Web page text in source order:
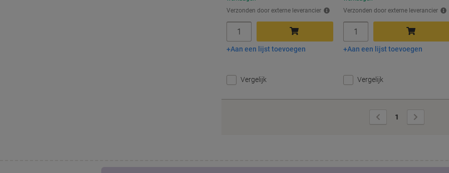
Verzonden door externe leverancier
In winkelwagen
Aan een lijst toevoegen
Vergelijk
Verzonden door externe leverancier
In winkelwagen
Aan een lijst toevoegen
Vergelijk
Vorige
pagina
1
pagina